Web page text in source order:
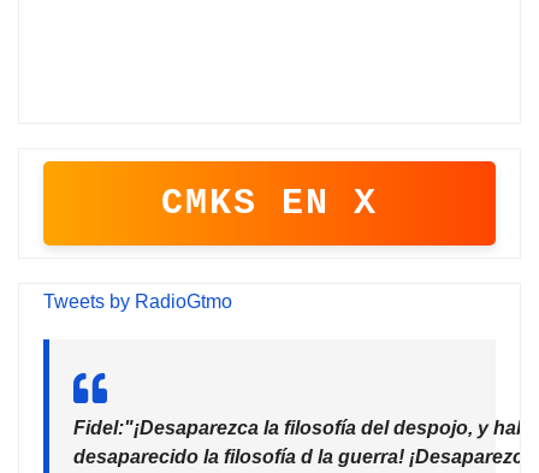
CMKS EN X
Tweets by RadioGtmo
Fidel:"¡Desaparezca la filosofía del despojo, y
desaparecido la filosofía d la guerra!